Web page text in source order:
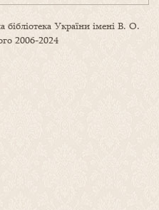
України імені В. О.
2006-2024